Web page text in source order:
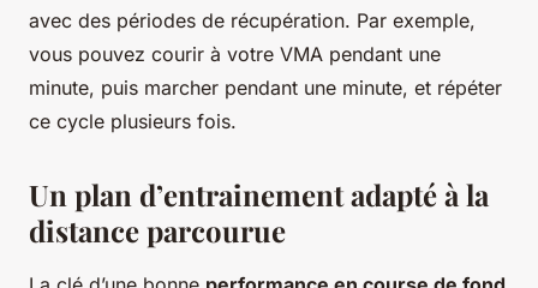
avec des périodes de récupération. Par exemple,
vous pouvez courir à votre VMA pendant une
minute, puis marcher pendant une minute, et répéter
ce cycle plusieurs fois.
Un plan d’entrainement adapté à la
distance parcourue